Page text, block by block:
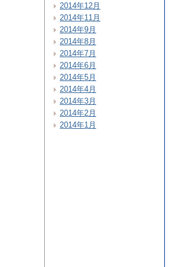
2014年12月
2014年11月
2014年9月
2014年8月
2014年7月
2014年6月
2014年5月
2014年4月
2014年3月
2014年2月
2014年1月